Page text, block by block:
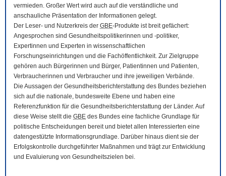
vermieden. Großer Wert wird auch auf die verständliche und
anschauliche Präsentation der Informationen gelegt.
Der Leser- und Nutzerkreis der GBE-Produkte ist breit gefächert:
Angesprochen sind Gesundheitspolitikerinnen und -politiker,
Expertinnen und Experten in wissenschaftlichen
Forschungseinrichtungen und die Fachöffentlichkeit. Zur Zielgruppe
gehören auch Bürgerinnen und Bürger, Patientinnen und Patienten,
Verbraucherinnen und Verbraucher und ihre jeweiligen Verbände.
Die Aussagen der Gesundheitsberichterstattung des Bundes beziehen
sich auf die nationale, bundesweite Ebene und haben eine
Referenzfunktion für die Gesundheitsberichterstattung der Länder. Auf
diese Weise stellt die GBE des Bundes eine fachliche Grundlage für
politische Entscheidungen bereit und bietet allen Interessierten eine
datengestützte Informationsgrundlage. Darüber hinaus dient sie der
Erfolgskontrolle durchgeführter Maßnahmen und trägt zur Entwicklung
und Evaluierung von Gesundheitszielen bei.